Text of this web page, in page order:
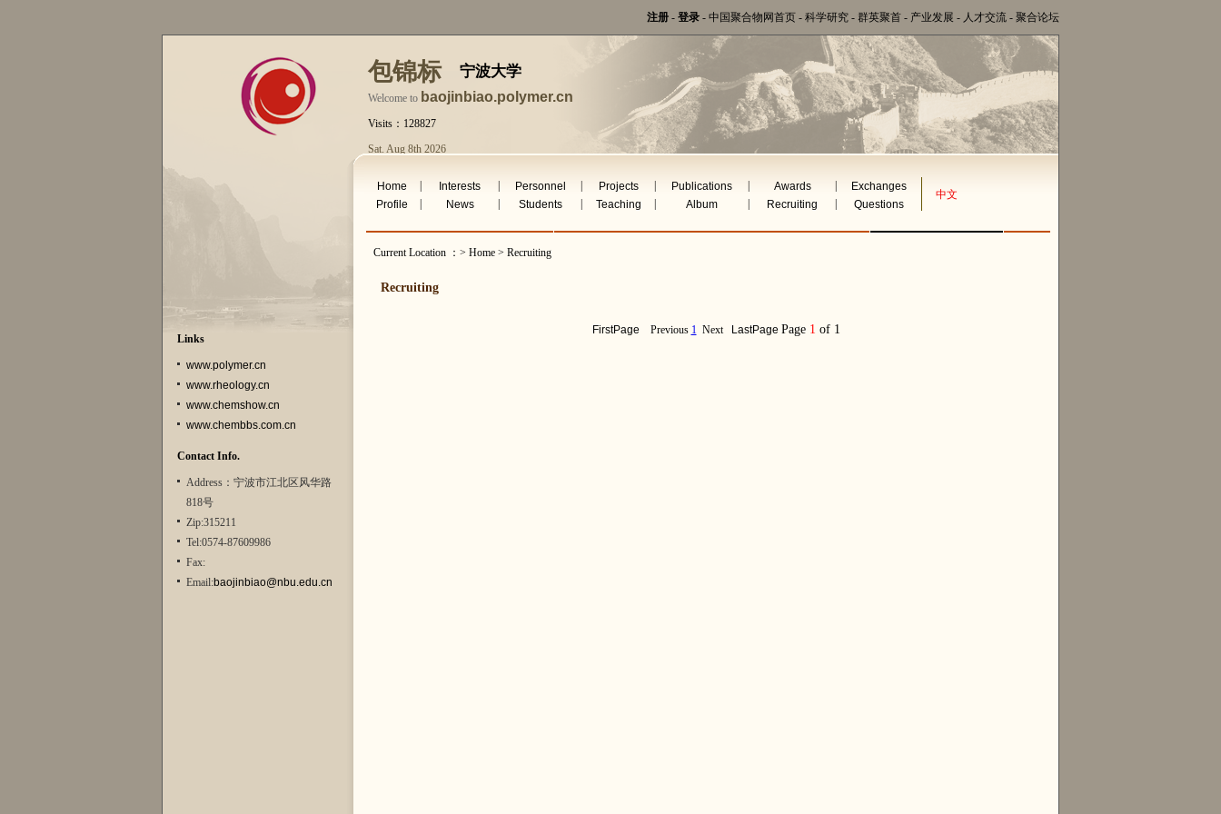
注册 - 登录 - 中国聚合物网首页 - 科学研究 - 群英聚首 - 产业发展 - 人才交流 - 聚合论坛
包锦标 宁波大学
Welcome to baojinbiao.polymer.cn
Visits：128827
Sat. Aug 8th 2026
Links
www.polymer.cn
www.rheology.cn
www.chemshow.cn
www.chembbs.com.cn
Contact Info.
Address：宁波市江北区风华路
818号
Zip:315211
Tel:0574-87609986
Fax:
Email:baojinbiao@nbu.edu.cn
Home Interests Personnel Projects Publications Awards Exchanges
中文
Profile News Students Teaching Album Recruiting Questions
Current Location ：> Home > Recruiting
Recruiting
FirstPage Previous 1 Next LastPage Page 1 of 1